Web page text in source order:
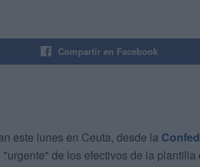
Compartir en Facebook
este lunes en Ceuta, desde la
de los efectivos de la plantilla